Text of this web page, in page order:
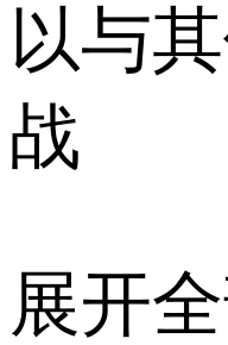
以与
战
展开